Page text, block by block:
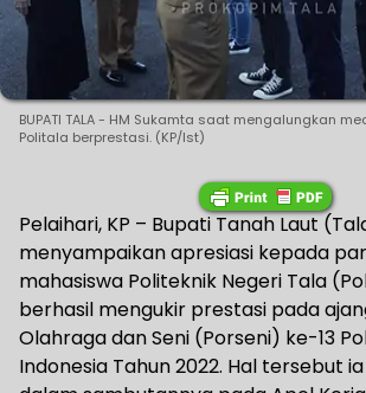
BUPATI TALA - HM Sukamta saat mengalungkan
Politala berprestasi. (KP/Ist)
Pelaihari, KP – Bupati Tanah Laut
menyampaikan apresiasi kepada
mahasiswa Politeknik Negeri Tala
berhasil mengukir prestasi pada
Olahraga dan Seni (Porseni) ke-13
Indonesia Tahun 2022. Hal tersebut